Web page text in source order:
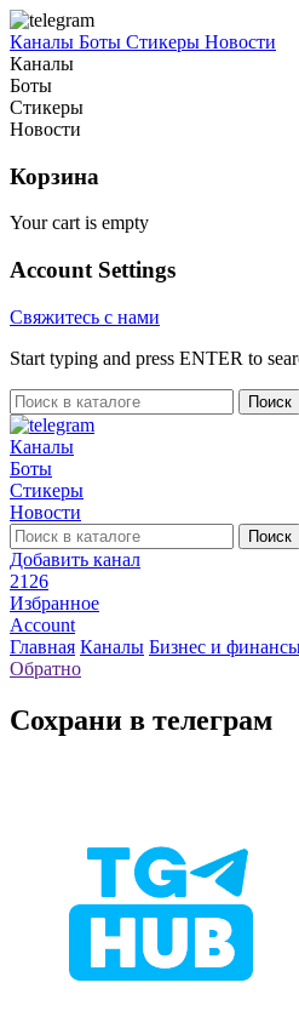
Каналы Боты Стикеры Новости
Каналы
Боты
Стикеры
Новости
Корзина
Your cart is empty
Account Settings
Свяжитесь с нами
Start typing and press ENTER to
Поиск
Каналы
Боты
Стикеры
Новости
Поиск
Добавить канал
2126
Избранное
Account
Главная Каналы Бизнес и
Обратно
Сохрани в телеграм